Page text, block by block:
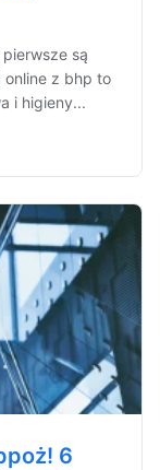
są
online z bhp to
i higieny...
6